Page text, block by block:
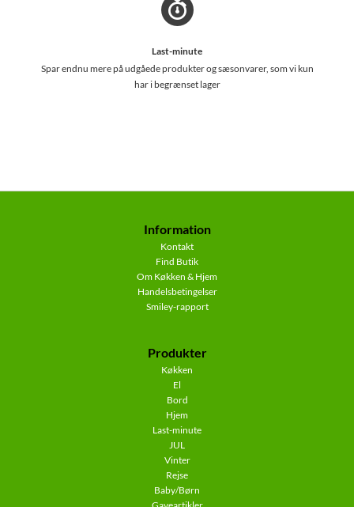
Last-minute
Spar endnu mere på udgåede produkter og sæsonvarer, som vi kun
har i begrænset lager
Information
Kontakt
Find Butik
Om Køkken & Hjem
Handelsbetingelser
Smiley-rapport
Produkter
Køkken
El
Bord
Hjem
Last-minute
JUL
Vinter
Rejse
Baby/Børn